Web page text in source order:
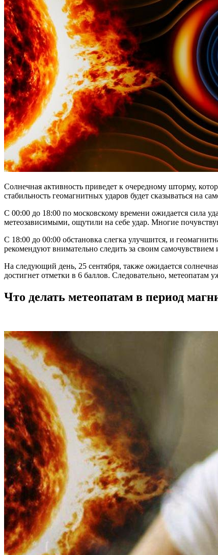
Солнечная активность приведет к очередному шторму,
стабильность геомагнитных ударов будет сказываться на
С 00:00 до 18:00 по московскому времени ожидается сила
метеозависимыми, ощутили на себе удар. Многие
С 18:00 до 00:00 обстановка слегка улучшится, и
рекомендуют внимательно следить за своим
На следующий день, 25 сентября, также ожидается
достигнет отметки в 6 баллов. Следовательно,
Что делать метеопатам в период